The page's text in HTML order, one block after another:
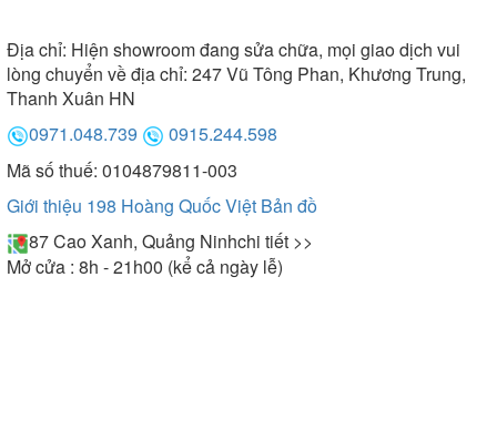
Địa chỉ: Hiện showroom đang sửa chữa, mọi giao dịch vui
lòng chuyển về địa chỉ: 247 Vũ Tông Phan, Khương Trung,
Thanh Xuân HN
0971.048.739
0915.244.598
Mã số thuế: 0104879811-003
Giới thiệu 198 Hoàng Quốc Việt Bản đồ
87 Cao Xanh, Quảng Ninhchi tiết >>
Mở cửa : 8h - 21h00 (kể cả ngày lễ)